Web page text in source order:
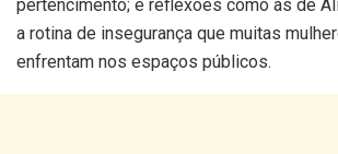
pertencimento; e reflexões como as de
a rotina de insegurança que muitas
enfrentam nos espaços públicos.